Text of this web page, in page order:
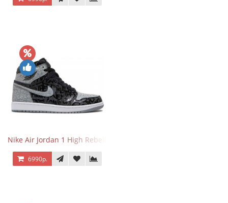
Nike Air Jordan 1 High Rebellionaire
6990р.